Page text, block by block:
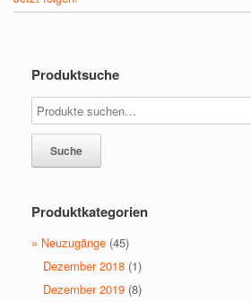
Produktsuche
Suche
Produktkategorien
» Neuzugänge (45)
Dezember 2018 (1)
Dezember 2019 (8)